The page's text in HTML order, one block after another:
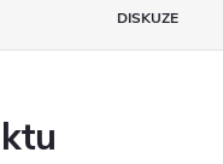
DISKUZE